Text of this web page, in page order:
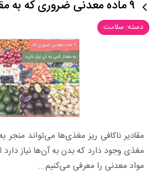
۹ ماده معدنی ضروری که به مقدار کمی‌ به آن نیاز دارید
دسته: سلامت
مقادیر ناکافی ریز مغذی‌ها می‌تواند
مواد معدنی را معرفی می‌کنیم...